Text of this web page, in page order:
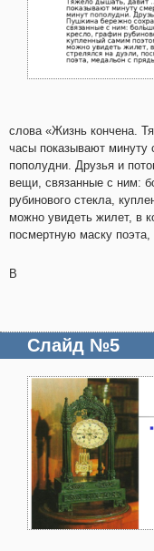
слова «Жизнь кончена.
часы показывают минуту
пополудни. Друзья и
вещи, связанные с ним:
рубинового стекла,
можно увидеть жилет, в
посмертную маску
В
Слайд №5